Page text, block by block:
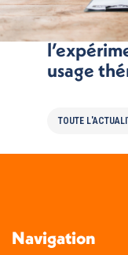
La
usage
TOUTE
Navigation